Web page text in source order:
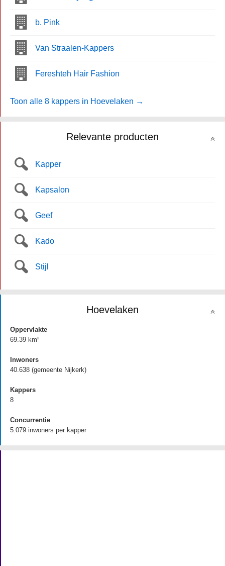
b. Pink
Van Straalen-Kappers
Fereshteh Hair Fashion
Toon alle 8 kappers in Hoevelaken →
Relevante producten
Kapper
Kapsalon
Geef
Kado
Stijl
Hoevelaken
Oppervlakte
69.39 km²
Inwoners
40.638 (gemeente Nijkerk)
Kappers
8
Concurrentie
5.079 inwoners per kapper